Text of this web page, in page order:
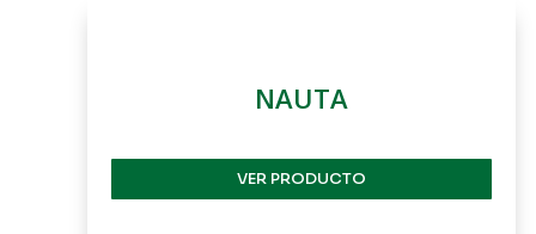
NAUTA
VER PRODUCTO